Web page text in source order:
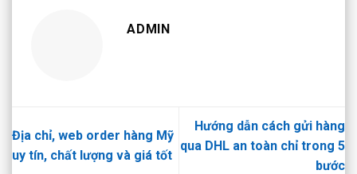
ADMIN
Địa chỉ, web order hàng Mỹ
uy tín, chất lượng và giá tốt
Hướng dẫn cách gửi hàng
qua DHL an toàn chỉ trong 5
bước